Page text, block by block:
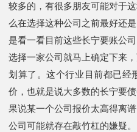
较多的，有很多朋友可能对于
么在选择这种公司之前最好还
是看一看目前这些长宁要账公
选择一家公司就马上确定下来
划算了。这个行业目前都已经
价，也就是说大多数的长宁要
果说某一个公司报价太高得离
公司可能就存在敲竹杠的嫌疑。